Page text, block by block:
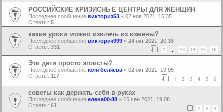
РОССИЙСКИЕ КРИЗИСНЫЕ ЦЕНТРЫ ДЛЯ ЖЕНЩИН
Последнее сообщение виктория53 « 02 ноя 2021, 15:35
Ответы: 5
какие уроки можно извлечь из измены?
Последнее сообщение виктория999 « 24 окт 2021, 20:38
Ответы: 331 1 13 14 15 16
Эти дети просто эгоисты?
Последнее сообщение юля беляева « 02 окт 2021, 19:05
Ответы: 117 1 2 3 4 5 6
советы как держать себя в руках
Последнее сообщение елена00-88 « 16 сен 2021, 19:08
Ответы: 61 1 2 3